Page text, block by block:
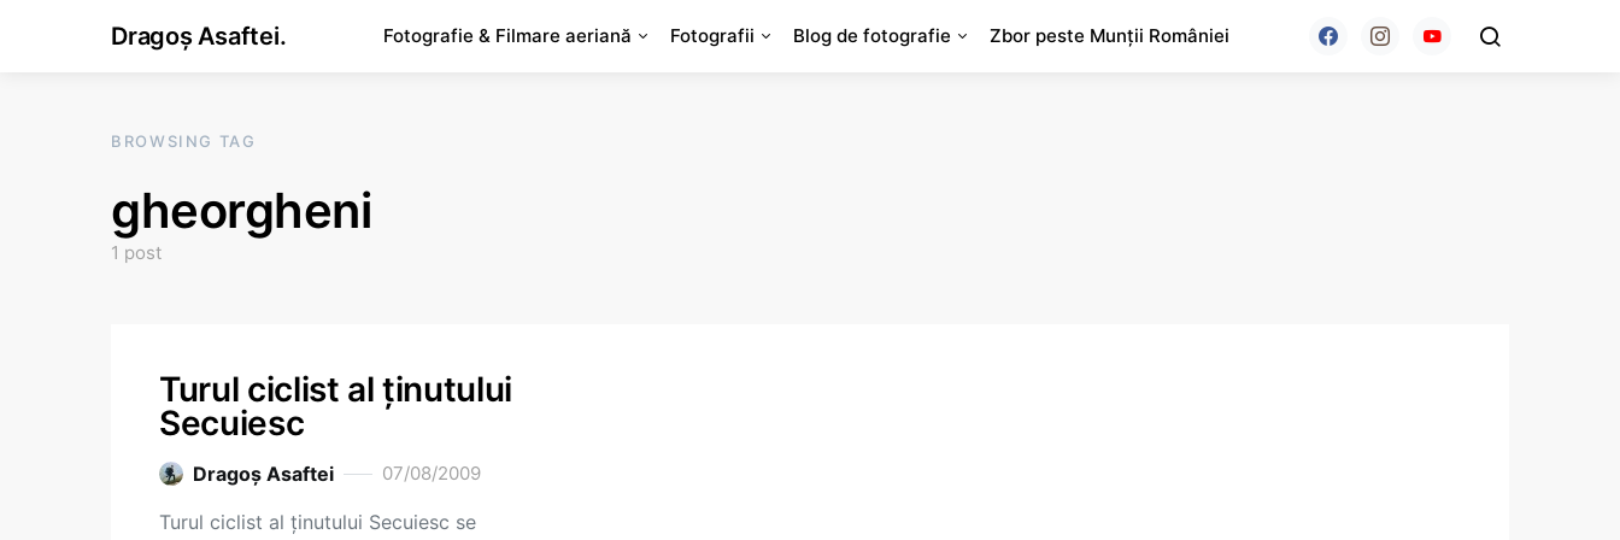
Dragoș Asaftei. Fotografie & Filmare aeriană Fotografii Blog de fotografie Zbor peste Munții României
BROWSING TAG
gheorgheni
1 post
Turul ciclist al ţinutului
Secuiesc
Dragoş Asaftei 07/08/2009
Turul ciclist al ţinutului Secuiesc se